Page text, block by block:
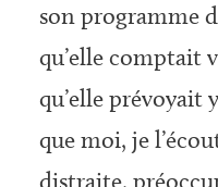
son programme
qu’elle comptait
qu’elle
que moi, je
distraite,